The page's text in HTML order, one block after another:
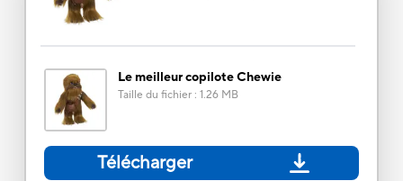
Le meilleur copilote Chewie
Taille du fichier: 1.26 MB
Télécharger